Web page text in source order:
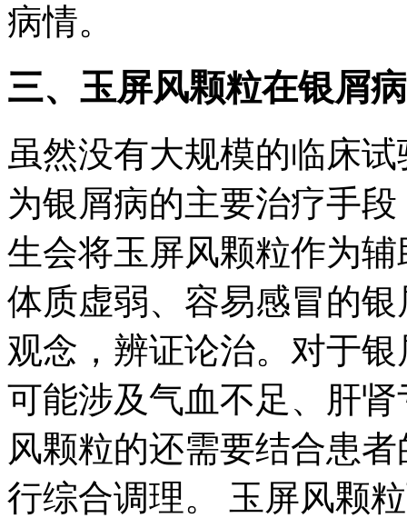
病情。
三、玉屏风颗粒在银屑
虽然没有大规模的临床
为银屑病的主要治疗手
生会将玉屏风颗粒作为
体质虚弱、容易感冒的
观念，辨证论治。对于
可能涉及气血不足、肝
风颗粒的还需要结合患
行综合调理。 玉屏风颗